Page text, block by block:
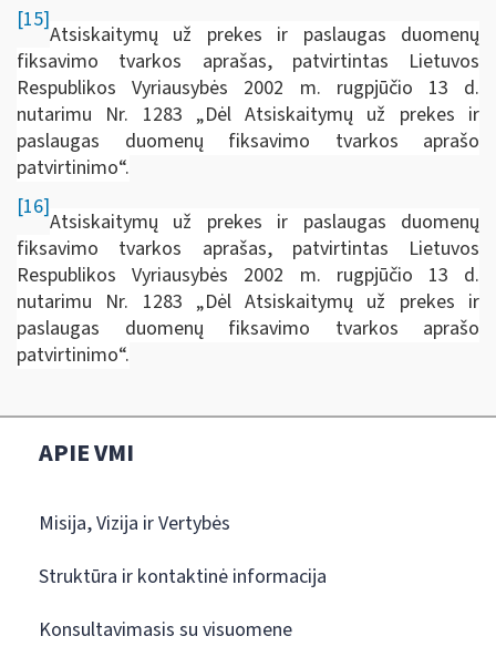
[15]
Atsiskaitymų už prekes ir paslaugas duomenų
fiksavimo tvarkos aprašas, patvirtintas Lietuvos
Respublikos Vyriausybės 2002 m. rugpjūčio 13 d.
nutarimu Nr. 1283 „Dėl Atsiskaitymų už prekes ir
paslaugas duomenų fiksavimo tvarkos aprašo
patvirtinimo“.
[16]
Atsiskaitymų už prekes ir paslaugas duomenų
fiksavimo tvarkos aprašas, patvirtintas Lietuvos
Respublikos Vyriausybės 2002 m. rugpjūčio 13 d.
nutarimu Nr. 1283 „Dėl Atsiskaitymų už prekes ir
paslaugas duomenų fiksavimo tvarkos aprašo
patvirtinimo“.
APIE VMI
Misija, Vizija ir Vertybės
Struktūra ir kontaktinė informacija
Konsultavimasis su visuomene